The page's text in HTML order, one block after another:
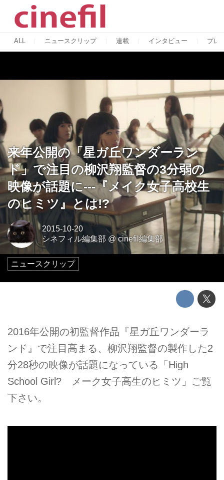
ALL ニュースクリップ 連載 インタビュー プレ
来年公開の「星ガ丘ワンダーラン
ド」で注目の柳沢翔監督の3分弱の
映像が話題に---『メイク女子高校生
のヒミツ』とは!?
2015-10-20
シネフィル編集部 @cinefil編集部
ニュースクリップ
2016年公開の初監督作品『星ガ丘ワンダーラ
ンド』で注目高まる、柳沢翔監督の製作した2
分28秒の映像が話題になっている「High
School Girl? メーク女子高生のヒミツ」ご覧
下さい。